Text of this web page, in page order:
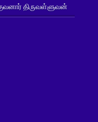
திருவள்ளுவன்